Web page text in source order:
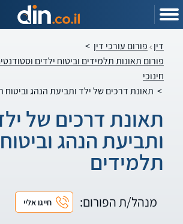
דין פורום עורכי דין >
פורום תאונות תלמידים וביטוח ילדים
חינוכי
> תאונת דרכים של ילד ותביעת הנהג וביטוח
תאונת דרכים של
ותביעת הנהג וביטוח
תלמידים
מנהל/ת הפורום: חייגו אליי